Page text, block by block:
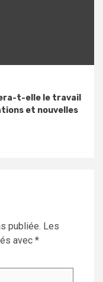
t-elle le travail
et nouvelles
publiée. Les
avec *